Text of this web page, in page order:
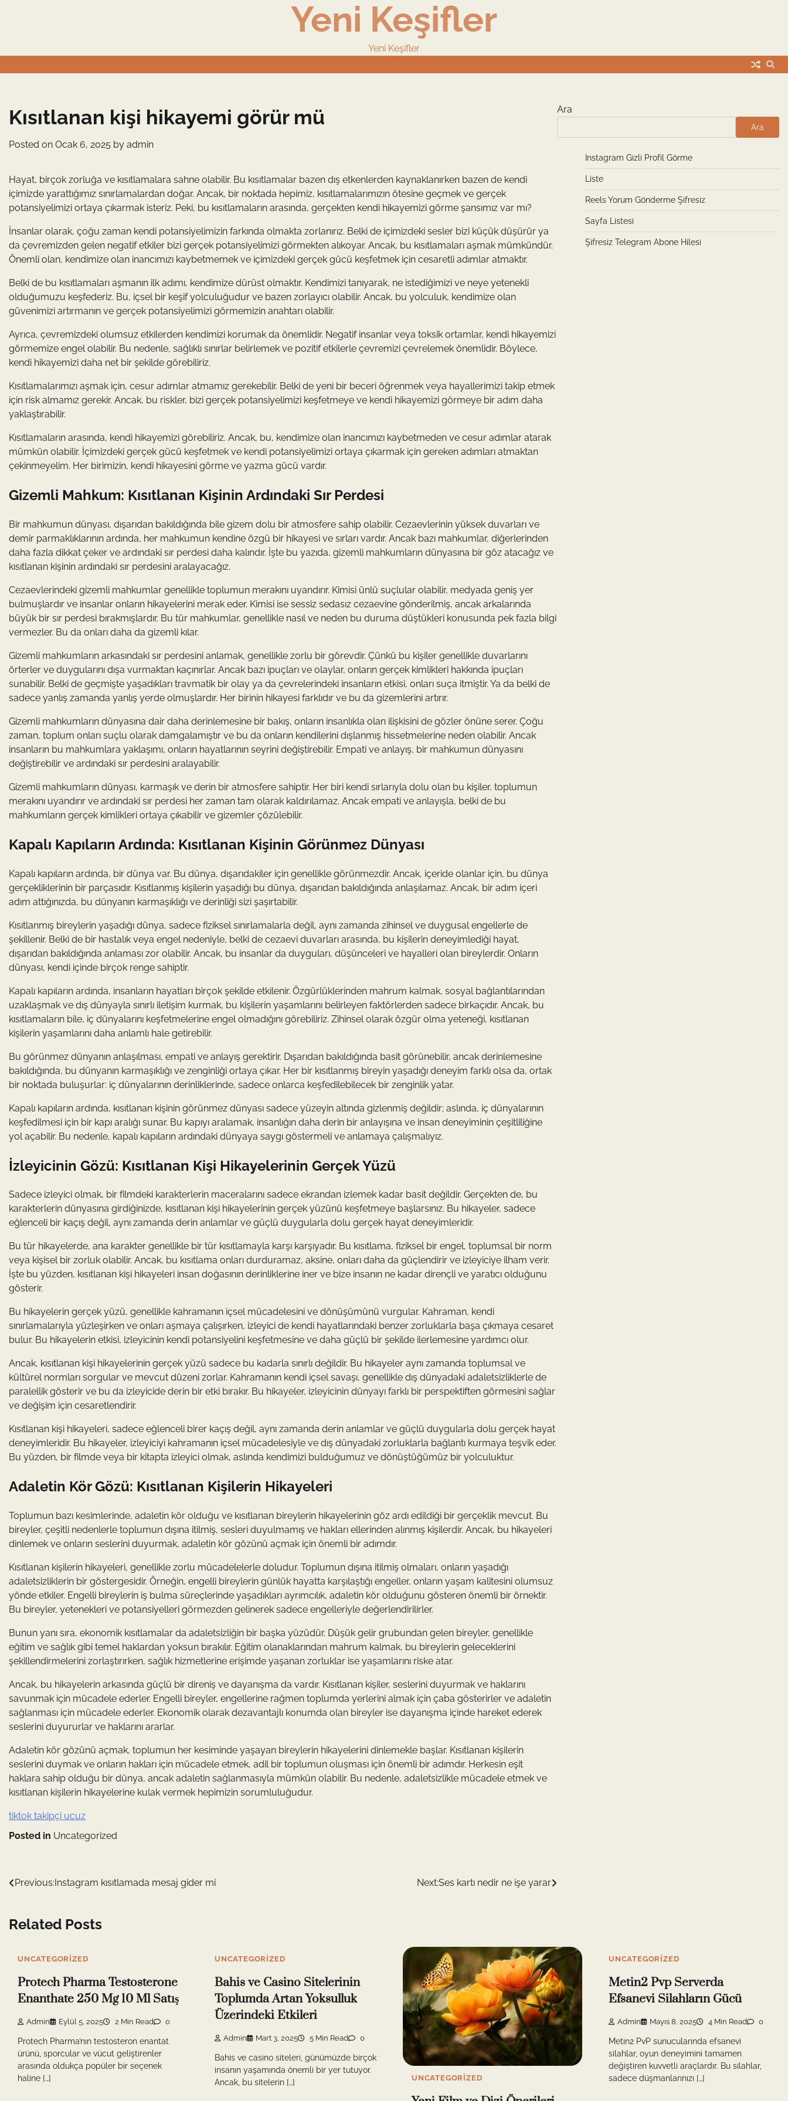
Yeni Keşifler
Yeni Keşifler
Kısıtlanan kişi hikayemi görür mü
Posted on Ocak 6, 2025 by admin
Hayat, birçok zorluğa ve kısıtlamalara sahne olabilir. Bu kısıtlamalar bazen dış etkenlerden kaynaklanırken bazen de kendi
içimizde yarattığımız sınırlamalardan doğar. Ancak, bir noktada hepimiz, kısıtlamalarımızın ötesine geçmek ve gerçek
potansiyelimizi ortaya çıkarmak isteriz. Peki, bu kısıtlamaların arasında, gerçekten kendi hikayemizi görme şansımız var mı?
İnsanlar olarak, çoğu zaman kendi potansiyelimizin farkında olmakta zorlanırız. Belki de içimizdeki sesler bizi küçük düşürür ya
da çevremizden gelen negatif etkiler bizi gerçek potansiyelimizi görmekten alıkoyar. Ancak, bu kısıtlamaları aşmak mümkündür.
Önemli olan, kendimize olan inancımızı kaybetmemek ve içimizdeki gerçek gücü keşfetmek için cesaretli adımlar atmaktır.
Belki de bu kısıtlamaları aşmanın ilk adımı, kendimize dürüst olmaktır. Kendimizi tanıyarak, ne istediğimizi ve neye yetenekli
olduğumuzu keşfederiz. Bu, içsel bir keşif yolculuğudur ve bazen zorlayıcı olabilir. Ancak, bu yolculuk, kendimize olan
güvenimizi artırmanın ve gerçek potansiyelimizi görmemizin anahtarı olabilir.
Ayrıca, çevremizdeki olumsuz etkilerden kendimizi korumak da önemlidir. Negatif insanlar veya toksik ortamlar, kendi hikayemizi
görmemize engel olabilir. Bu nedenle, sağlıklı sınırlar belirlemek ve pozitif etkilerle çevremizi çevrelemek önemlidir. Böylece,
kendi hikayemizi daha net bir şekilde görebiliriz.
Kısıtlamalarımızı aşmak için, cesur adımlar atmamız gerekebilir. Belki de yeni bir beceri öğrenmek veya hayallerimizi takip etmek
için risk almamız gerekir. Ancak, bu riskler, bizi gerçek potansiyelimizi keşfetmeye ve kendi hikayemizi görmeye bir adım daha
yaklaştırabilir.
Kısıtlamaların arasında, kendi hikayemizi görebiliriz. Ancak, bu, kendimize olan inancımızı kaybetmeden ve cesur adımlar atarak
mümkün olabilir. İçimizdeki gerçek gücü keşfetmek ve kendi potansiyelimizi ortaya çıkarmak için gereken adımları atmaktan
çekinmeyelim. Her birimizin, kendi hikayesini görme ve yazma gücü vardır.
Gizemli Mahkum: Kısıtlanan Kişinin Ardındaki Sır Perdesi
Bir mahkumun dünyası, dışarıdan bakıldığında bile gizem dolu bir atmosfere sahip olabilir. Cezaevlerinin yüksek duvarları ve
demir parmaklıklarının ardında, her mahkumun kendine özgü bir hikayesi ve sırları vardır. Ancak bazı mahkumlar, diğerlerinden
daha fazla dikkat çeker ve ardındaki sır perdesi daha kalındır. İşte bu yazıda, gizemli mahkumların dünyasına bir göz atacağız ve
kısıtlanan kişinin ardındaki sır perdesini aralayacağız.
Cezaevlerindeki gizemli mahkumlar genellikle toplumun merakını uyandırır. Kimisi ünlü suçlular olabilir, medyada geniş yer
bulmuşlardır ve insanlar onların hikayelerini merak eder. Kimisi ise sessiz sedasız cezaevine gönderilmiş, ancak arkalarında
büyük bir sır perdesi bırakmışlardır. Bu tür mahkumlar, genellikle nasıl ve neden bu duruma düştükleri konusunda pek fazla bilgi
vermezler. Bu da onları daha da gizemli kılar.
Gizemli mahkumların arkasındaki sır perdesini anlamak, genellikle zorlu bir görevdir. Çünkü bu kişiler genellikle duvarlarını
örterler ve duygularını dışa vurmaktan kaçınırlar. Ancak bazı ipuçları ve olaylar, onların gerçek kimlikleri hakkında ipuçları
sunabilir. Belki de geçmişte yaşadıkları travmatik bir olay ya da çevrelerindeki insanların etkisi, onları suça itmiştir. Ya da belki de
sadece yanlış zamanda yanlış yerde olmuşlardır. Her birinin hikayesi farklıdır ve bu da gizemlerini artırır.
Gizemli mahkumların dünyasına dair daha derinlemesine bir bakış, onların insanlıkla olan ilişkisini de gözler önüne serer. Çoğu
zaman, toplum onları suçlu olarak damgalamıştır ve bu da onların kendilerini dışlanmış hissetmelerine neden olabilir. Ancak
insanların bu mahkumlara yaklaşımı, onların hayatlarının seyrini değiştirebilir. Empati ve anlayış, bir mahkumun dünyasını
değiştirebilir ve ardındaki sır perdesini aralayabilir.
Gizemli mahkumların dünyası, karmaşık ve derin bir atmosfere sahiptir. Her biri kendi sırlarıyla dolu olan bu kişiler, toplumun
merakını uyandırır ve ardındaki sır perdesi her zaman tam olarak kaldırılamaz. Ancak empati ve anlayışla, belki de bu
mahkumların gerçek kimlikleri ortaya çıkabilir ve gizemler çözülebilir.
Kapalı Kapıların Ardında: Kısıtlanan Kişinin Görünmez Dünyası
Kapalı kapıların ardında, bir dünya var. Bu dünya, dışarıdakiler için genellikle görünmezdir. Ancak, içeride olanlar için, bu dünya
gerçekliklerinin bir parçasıdır. Kısıtlanmış kişilerin yaşadığı bu dünya, dışarıdan bakıldığında anlaşılamaz. Ancak, bir adım içeri
adım attığınızda, bu dünyanın karmaşıklığı ve derinliği sizi şaşırtabilir.
Kısıtlanmış bireylerin yaşadığı dünya, sadece fiziksel sınırlamalarla değil, aynı zamanda zihinsel ve duygusal engellerle de
şekillenir. Belki de bir hastalık veya engel nedeniyle, belki de cezaevi duvarları arasında, bu kişilerin deneyimlediği hayat,
dışarıdan bakıldığında anlaması zor olabilir. Ancak, bu insanlar da duyguları, düşünceleri ve hayalleri olan bireylerdir. Onların
dünyası, kendi içinde birçok renge sahiptir.
Kapalı kapıların ardında, insanların hayatları birçok şekilde etkilenir. Özgürlüklerinden mahrum kalmak, sosyal bağlantılarından
uzaklaşmak ve dış dünyayla sınırlı iletişim kurmak, bu kişilerin yaşamlarını belirleyen faktörlerden sadece birkaçıdır. Ancak, bu
kısıtlamaların bile, iç dünyalarını keşfetmelerine engel olmadığını görebiliriz. Zihinsel olarak özgür olma yeteneği, kısıtlanan
kişilerin yaşamlarını daha anlamlı hale getirebilir.
Bu görünmez dünyanın anlaşılması, empati ve anlayış gerektirir. Dışarıdan bakıldığında basit görünebilir, ancak derinlemesine
bakıldığında, bu dünyanın karmaşıklığı ve zenginliği ortaya çıkar. Her bir kısıtlanmış bireyin yaşadığı deneyim farklı olsa da, ortak
bir noktada buluşurlar: iç dünyalarının derinliklerinde, sadece onlarca keşfedilebilecek bir zenginlik yatar.
Kapalı kapıların ardında, kısıtlanan kişinin görünmez dünyası sadece yüzeyin altında gizlenmiş değildir; aslında, iç dünyalarının
keşfedilmesi için bir kapı aralığı sunar. Bu kapıyı aralamak, insanlığın daha derin bir anlayışına ve insan deneyiminin çeşitliliğine
yol açabilir. Bu nedenle, kapalı kapıların ardındaki dünyaya saygı göstermeli ve anlamaya çalışmalıyız.
İzleyicinin Gözü: Kısıtlanan Kişi Hikayelerinin Gerçek Yüzü
Sadece izleyici olmak, bir filmdeki karakterlerin maceralarını sadece ekrandan izlemek kadar basit değildir. Gerçekten de, bu
karakterlerin dünyasına girdiğinizde, kısıtlanan kişi hikayelerinin gerçek yüzünü keşfetmeye başlarsınız. Bu hikayeler, sadece
eğlenceli bir kaçış değil, aynı zamanda derin anlamlar ve güçlü duygularla dolu gerçek hayat deneyimleridir.
Bu tür hikayelerde, ana karakter genellikle bir tür kısıtlamayla karşı karşıyadır. Bu kısıtlama, fiziksel bir engel, toplumsal bir norm
veya kişisel bir zorluk olabilir. Ancak, bu kısıtlama onları durduramaz, aksine, onları daha da güçlendirir ve izleyiciye ilham verir.
İşte bu yüzden, kısıtlanan kişi hikayeleri insan doğasının derinliklerine iner ve bize insanın ne kadar dirençli ve yaratıcı olduğunu
gösterir.
Bu hikayelerin gerçek yüzü, genellikle kahramanın içsel mücadelesini ve dönüşümünü vurgular. Kahraman, kendi
sınırlamalarıyla yüzleşirken ve onları aşmaya çalışırken, izleyici de kendi hayatlarındaki benzer zorluklarla başa çıkmaya cesaret
bulur. Bu hikayelerin etkisi, izleyicinin kendi potansiyelini keşfetmesine ve daha güçlü bir şekilde ilerlemesine yardımcı olur.
Ancak, kısıtlanan kişi hikayelerinin gerçek yüzü sadece bu kadarla sınırlı değildir. Bu hikayeler aynı zamanda toplumsal ve
kültürel normları sorgular ve mevcut düzeni zorlar. Kahramanın kendi içsel savaşı, genellikle dış dünyadaki adaletsizliklerle de
paralellik gösterir ve bu da izleyicide derin bir etki bırakır. Bu hikayeler, izleyicinin dünyayı farklı bir perspektiften görmesini sağlar
ve değişim için cesaretlendirir.
Kısıtlanan kişi hikayeleri, sadece eğlenceli birer kaçış değil, aynı zamanda derin anlamlar ve güçlü duygularla dolu gerçek hayat
deneyimleridir. Bu hikayeler, izleyiciyi kahramanın içsel mücadelesiyle ve dış dünyadaki zorluklarla bağlantı kurmaya teşvik eder.
Bu yüzden, bir filmde veya bir kitapta izleyici olmak, aslında kendimizi bulduğumuz ve dönüştüğümüz bir yolculuktur.
Adaletin Kör Gözü: Kısıtlanan Kişilerin Hikayeleri
Toplumun bazı kesimlerinde, adaletin kör olduğu ve kısıtlanan bireylerin hikayelerinin göz ardı edildiği bir gerçeklik mevcut. Bu
bireyler, çeşitli nedenlerle toplumun dışına itilmiş, sesleri duyulmamış ve hakları ellerinden alınmış kişilerdir. Ancak, bu hikayeleri
dinlemek ve onların seslerini duyurmak, adaletin kör gözünü açmak için önemli bir adımdır.
Kısıtlanan kişilerin hikayeleri, genellikle zorlu mücadelelerle doludur. Toplumun dışına itilmiş olmaları, onların yaşadığı
adaletsizliklerin bir göstergesidir. Örneğin, engelli bireylerin günlük hayatta karşılaştığı engeller, onların yaşam kalitesini olumsuz
yönde etkiler. Engelli bireylerin iş bulma süreçlerinde yaşadıkları ayrımcılık, adaletin kör olduğunu gösteren önemli bir örnektir.
Bu bireyler, yetenekleri ve potansiyelleri görmezden gelinerek sadece engelleriyle değerlendirilirler.
Bunun yanı sıra, ekonomik kısıtlamalar da adaletsizliğin bir başka yüzüdür. Düşük gelir grubundan gelen bireyler, genellikle
eğitim ve sağlık gibi temel haklardan yoksun bırakılır. Eğitim olanaklarından mahrum kalmak, bu bireylerin geleceklerini
şekillendirmelerini zorlaştırırken, sağlık hizmetlerine erişimde yaşanan zorluklar ise yaşamlarını riske atar.
Ancak, bu hikayelerin arkasında güçlü bir direniş ve dayanışma da vardır. Kısıtlanan kişiler, seslerini duyurmak ve haklarını
savunmak için mücadele ederler. Engelli bireyler, engellerine rağmen toplumda yerlerini almak için çaba gösterirler ve adaletin
sağlanması için mücadele ederler. Ekonomik olarak dezavantajlı konumda olan bireyler ise dayanışma içinde hareket ederek
seslerini duyururlar ve haklarını ararlar.
Adaletin kör gözünü açmak, toplumun her kesiminde yaşayan bireylerin hikayelerini dinlemekle başlar. Kısıtlanan kişilerin
seslerini duymak ve onların hakları için mücadele etmek, adil bir toplumun oluşması için önemli bir adımdır. Herkesin eşit
haklara sahip olduğu bir dünya, ancak adaletin sağlanmasıyla mümkün olabilir. Bu nedenle, adaletsizlikle mücadele etmek ve
kısıtlanan kişilerin hikayelerine kulak vermek hepimizin sorumluluğudur.
tiktok takipçi ucuz
Posted in Uncategorized
Yazı
Previous: Instagram kısıtlamada mesaj gider mi Next:Ses kartı nedir ne işe yarar
Ara
Ara
Instagram Gizli Profil Görme
Liste
Reels Yorum Gönderme Şifresiz
Sayfa Listesi
Şifresiz Telegram Abone Hilesi
Related Posts
UNCATEGORIZED
Protech Pharma Testosterone
Enanthate 250 Mg 10 Ml Satış
Admin Eylül 5, 2025 2 Min Read 0
Protech Pharma’nın testosteron enantat
ürünü, sporcular ve vücut geliştirenler
arasında oldukça popüler bir seçenek
haline […]
UNCATEGORIZED
Bahis ve Casino Sitelerinin
Toplumda Artan Yoksulluk
Üzerindeki Etkileri
Admin Mart 3, 2025 5 Min Read 0
Bahis ve casino siteleri, günümüzde birçok
insanın yaşamında önemli bir yer tutuyor.
Ancak, bu sitelerin […]
UNCATEGORIZED
UNCATEGORIZED
Metin2 Pvp Serverda
Efsanevi Silahların Gücü
Admin Mayıs 8, 2025 4 Min Read 0
Metin2 PvP sunucularında efsanevi
silahlar, oyun deneyimini tamamen
değiştiren kuvvetli araçlardır. Bu silahlar,
sadece düşmanlarınızı […]